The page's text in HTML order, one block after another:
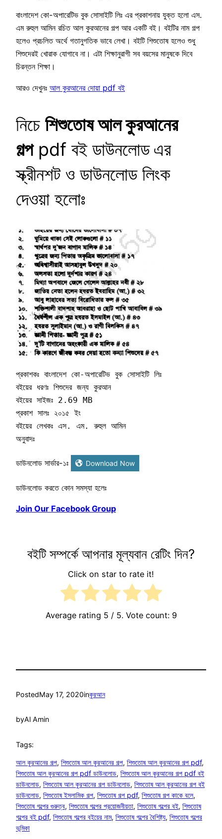
বাংলাদেশ কো-অপারেটিভ বুক সোসাইটি লিঃ এর প্রকাশনায় যুক্ত হলো এস.
এম রুহুল আমিন রচিত আল কুরআনের গল্প আর একটি বই। বইটির নাম গল্প
হলেও প্রচলিত অর্থে গতানুগতিক ভাবে লেখা। বইটি শিশুতোষ হলেও শুধু
শিশুদেরই খোরাক যোগাবে না। এটা শিক্ষানুরাগী সব বয়সের মানুষকে দিবে
চিরন্তন শিক্ষা।
আরও দেখুনঃ আল কুরআনের দোয়া pdf বই
নিচে শিশুতোষ আল কুরআনের
গল্পpdf বই ডাউনলোড এর
স্ক্রীনশট ও ডাউনলোড লিংক
দেওয়া হলোঃ
প্রকাশকঃ বাংলাদেশ কো-অপারেটিভ বুক সোসাইটি লিঃ
বইয়ের ধরণঃ শিশুদের জন্য কুরআন
বইয়ের সাইজঃ 2.69 MB
প্রকাশ সালঃ ২০১৫ ইং
বইয়ের লেখকঃ এস. এম. রুহুল আমিন
অনুবাদঃ
ডাউনলোড সার্ভার-১ঃ Download Now
ডাউনলোড করতে কোন সমস্যা হলেঃ
Join Our Facebook Group
বইটি সম্পর্কে আপনার মূল্যবান রেটিং দিন?
Click on star to rate it!
Average rating 5 / 5. Vote count: 9
PostedMay 17, 2020inকুরআন
byAl Amin
Tags:
আল কুরআনের গল্প, শিশুতোষ আল কুরআনের গল্প, শিশুতোষ আল কুরআনের গল্প pdf
শিশুতোষ আল কুরআনের গল্প pdf ডাউনলোড, শিশুতোষ আল কুরআনের গল্প pdf বই
ডাউনলোড, শিশুতোষ আল কুরআনের গল্প ডাউনলোড, শিশুতোষ আল কুরআনের গল্প বই
ডাউনলোড, শিশুতোষ ইসলামিক গল্প, শিশুতোষ গল্প pdf, শিশুতোষ গল্প কাকে বলে
শিশুতোষ গল্পের গুরুত্ব, শিশুতোষ গল্পের প্রয়োজনীয়তা, শিশুতোষ গল্পের বই, শিশুতোষ
গল্পের বই pdf, শিশুতোষ গল্পের বইয়ের নাম, শিশুতোষ গল্পের বৈশিষ্ট্য, শিশুতোষ গল্পের
ভূমিকা